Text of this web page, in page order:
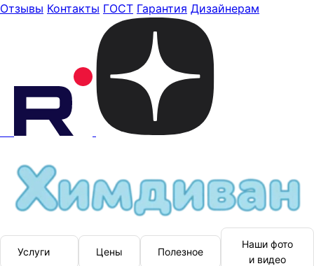
Отзывы Контакты ГОСТ Гарантия Дизайнерам
Услуги Цены Полезное
Наши фото
и видео